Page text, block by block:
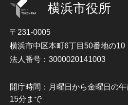
横浜市役所
〒231-0005
横浜市中区本町6丁目50番地の10
法人番号：3000020141003
開庁時間：月曜日から金曜日の
15分まで